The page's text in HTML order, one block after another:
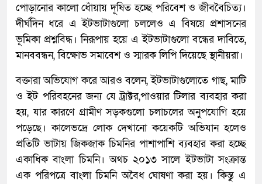
পোড়ানোর কালো ধোঁয়ায় দূষিত হচ্ছে পরিবেশ ও জীববৈচিত্য।
দীর্ঘদিন ধরে এ ইটভাটাগুলো চললেও এ বিষয়ে প্রশাসনের
ভূমিকা প্রশ্নবিদ্ধ। নিরূপায় হয়ে এ ইটভাটাগুলো বন্ধের দাবিতে,
মানববন্ধন, বিক্ষোভ সমাবেশ ও স্মারক লিপি দিয়েছে স্থানীয়রা।
বক্তারা অভিযোগ করে আরও বলেন, ইটভাটাগুলোতে গাছ, মাটি
ও ইট পরিবহনের জন্য যে ট্রাক্টর,পাওয়ার টিলার ব্যবহার করা
হয়, যার কারণে গ্রামীণ সড়কগুলো চলাচলের অনুপযোগি হয়ে
পড়েছে। কালেভদ্রে লোক দেখানো কয়েকটি অভিযান হলেও
প্রতিটি ভাটায় জিকজাক চিমনির পাশাপাশি ব্যবহার করা হচ্ছে
একাধিক বাংলা চিমনি। অথচ ২০১৩ সালে ইটভাটা সংক্রান্ত
এক পরিপত্রে বাংলা চিমনি অবৈধ ঘোষণা করা হয়। কিন্তু এ